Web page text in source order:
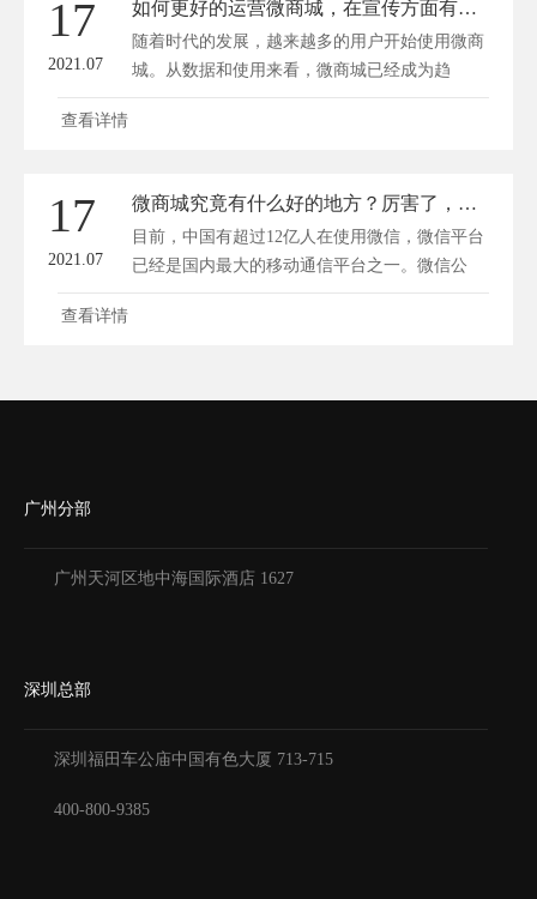
17
2021.07
如何更好的运营微商城，在宣传方面有什么技巧？
随着时代的发展，越来越多的用户开始使用微商
城。从数据和使用来看，微商城已经成为趋
势。...
查看详情
17
2021.07
微商城究竟有什么好的地方？厉害了，原来这么多！
目前，中国有超过12亿人在使用微信，微信平台
已经是国内最大的移动通信平台之一。微信公
众...
查看详情
广州分部
广州天河区地中海国际酒店 1627
深圳总部
深圳福田车公庙中国有色大厦 713-715
400-800-9385